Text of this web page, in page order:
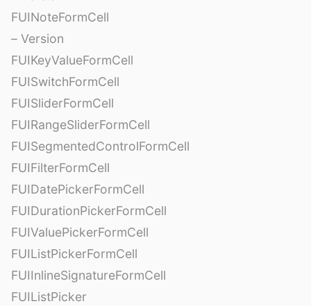
FUINoteFormCell
– Version
FUIKeyValueFormCell
FUISwitchFormCell
FUISliderFormCell
FUIRangeSliderFormCell
FUISegmentedControlFormCell
FUIFilterFormCell
FUIDatePickerFormCell
FUIDurationPickerFormCell
FUIValuePickerFormCell
FUIListPickerFormCell
FUIInlineSignatureFormCell
FUIListPicker